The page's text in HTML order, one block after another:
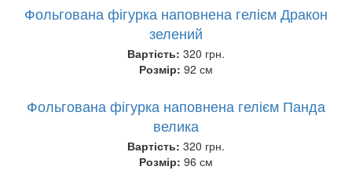
Фольгована фігурка наповнена гелієм Дракон
зелений
Вартість: 320 грн.
Розмір: 92 см
Фольгована фігурка наповнена гелієм Панда
велика
Вартість: 320 грн.
Розмір: 96 см